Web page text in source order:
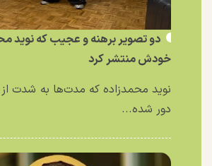
دو تصویر برهنه و عجیب که نوید
خودش منتشر کرد
نوید محمدزاده که مدت‌ها به شدت
دور شده...